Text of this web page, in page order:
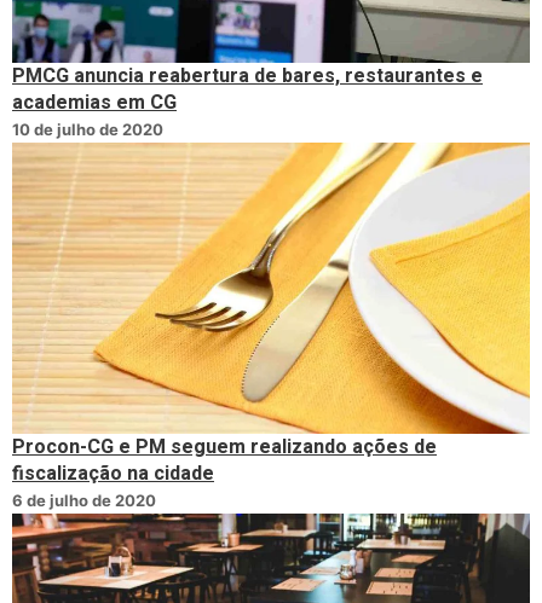
PMCG anuncia reabertura de bares, restaurantes e
academias em CG
10 de julho de 2020
Procon-CG e PM seguem realizando ações de
fiscalização na cidade
6 de julho de 2020